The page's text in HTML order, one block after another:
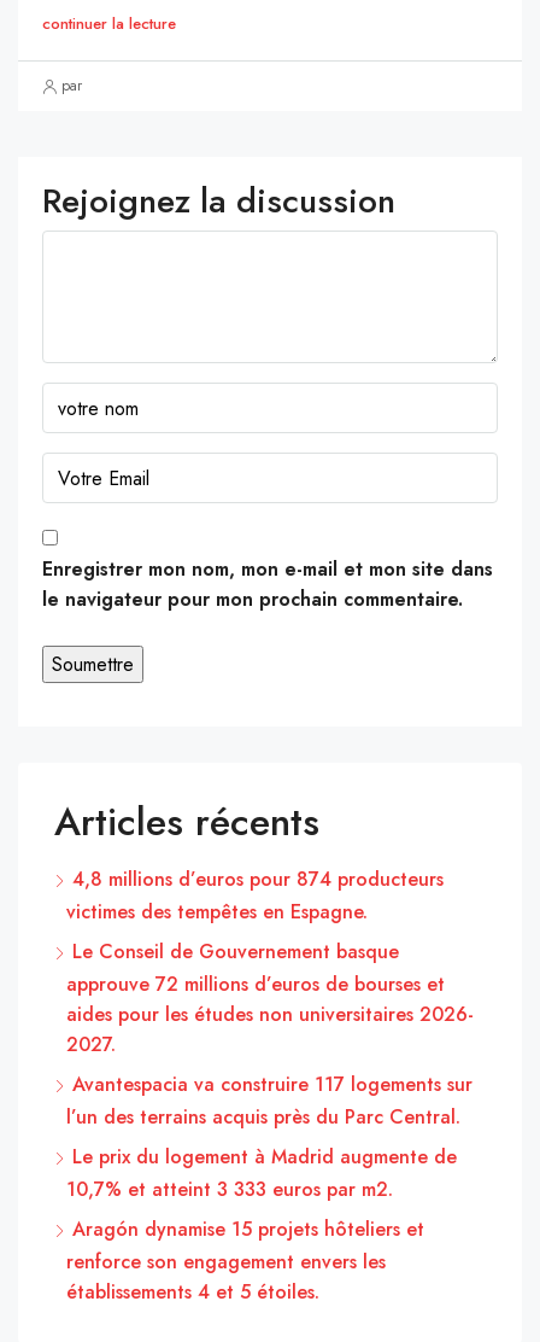
continuer la lecture
par
Rejoignez la discussion
Enregistrer mon nom, mon e-mail et mon site dans
le navigateur pour mon prochain commentaire.
Articles récents
4,8 millions d’euros pour 874 producteurs
victimes des tempêtes en Espagne.
Le Conseil de Gouvernement basque
approuve 72 millions d’euros de bourses et
aides pour les études non universitaires 2026-
2027.
Avantespacia va construire 117 logements sur
l’un des terrains acquis près du Parc Central.
Le prix du logement à Madrid augmente de
10,7% et atteint 3 333 euros par m2.
Aragón dynamise 15 projets hôteliers et
renforce son engagement envers les
établissements 4 et 5 étoiles.